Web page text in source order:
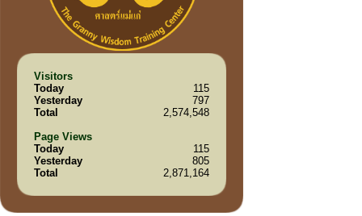
Visitors
Today
115
Yesterday
797
Total
2,574,548
Page Views
Today
115
Yesterday
805
Total
2,871,164